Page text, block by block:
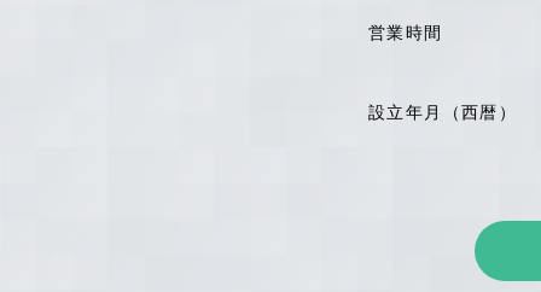
営業時間
設立年月（西暦）